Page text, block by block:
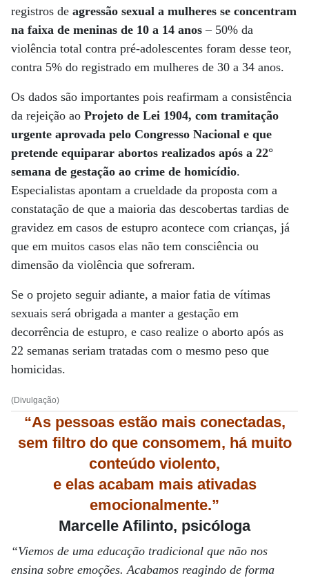
registros de agressão sexual a mulheres se concentram
na faixa de meninas de 10 a 14 anos – 50% da
violência total contra pré-adolescentes foram desse teor,
contra 5% do registrado em mulheres de 30 a 34 anos.
Os dados são importantes pois reafirmam a consistência
da rejeição ao Projeto de Lei 1904, com tramitação
urgente aprovada pelo Congresso Nacional e que
pretende equiparar abortos realizados após a 22°
semana de gestação ao crime de homicídio.
Especialistas apontam a crueldade da proposta com a
constatação de que a maioria das descobertas tardias de
gravidez em casos de estupro acontece com crianças, já
que em muitos casos elas não tem consciência ou
dimensão da violência que sofreram.
Se o projeto seguir adiante, a maior fatia de vítimas
sexuais será obrigada a manter a gestação em
decorrência de estupro, e caso realize o aborto após as
22 semanas seriam tratadas com o mesmo peso que
homicidas.
(Divulgação)
“As pessoas estão mais conectadas,
sem filtro do que consomem, há muito
conteúdo violento,
e elas acabam mais ativadas
emocionalmente.”
Marcelle Afilinto, psicóloga
“Viemos de uma educação tradicional que não nos
ensina sobre emoções. Acabamos reagindo de forma